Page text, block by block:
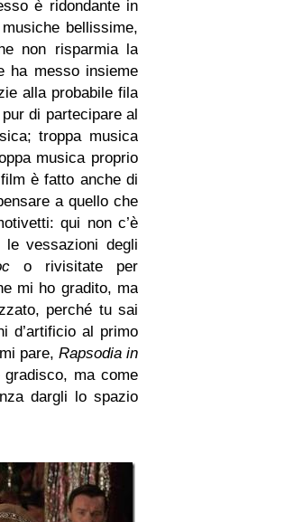
è ridondante in
bellissime,
non risparmia la
ha messo insieme
alla probabile fila
di partecipare al
troppa musica
musica proprio
è fatto anche di
a quello che
qui non c’è
vessazioni degli
o rivisitate per
mi ho gradito, ma
perché tu sai
d’artificio al primo
pare, Rapsodia in
ma come
dargli lo spazio